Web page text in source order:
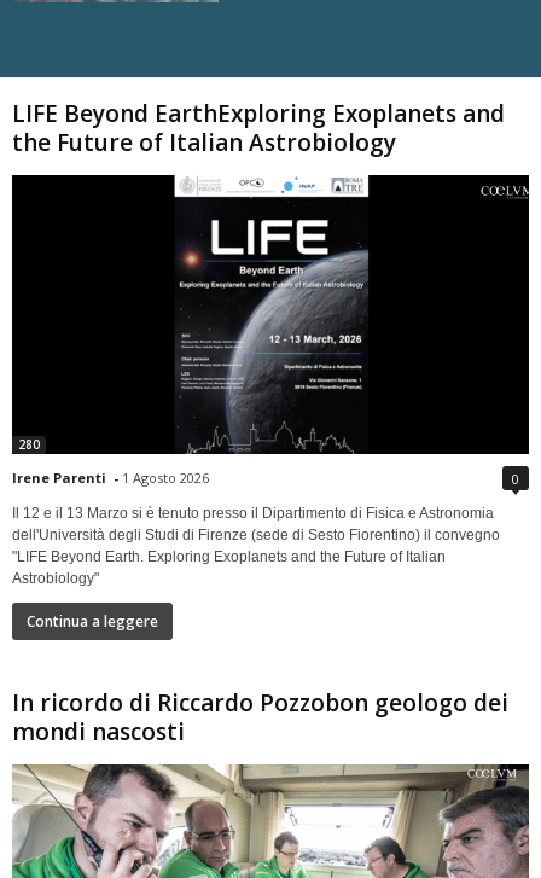
LIFE Beyond EarthExploring Exoplanets and
the Future of Italian Astrobiology
280
Irene Parenti - 1 Agosto 2026 0
Il 12 e il 13 Marzo si è tenuto presso il Dipartimento di Fisica e Astronomia
dell'Università degli Studi di Firenze (sede di Sesto Fiorentino) il convegno
"LIFE Beyond Earth. Exploring Exoplanets and the Future of Italian
Astrobiology"
Continua a leggere
In ricordo di Riccardo Pozzobon geologo dei
mondi nascosti